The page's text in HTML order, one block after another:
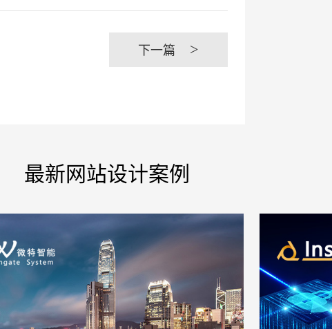
下一篇 >
最新网站设计案例